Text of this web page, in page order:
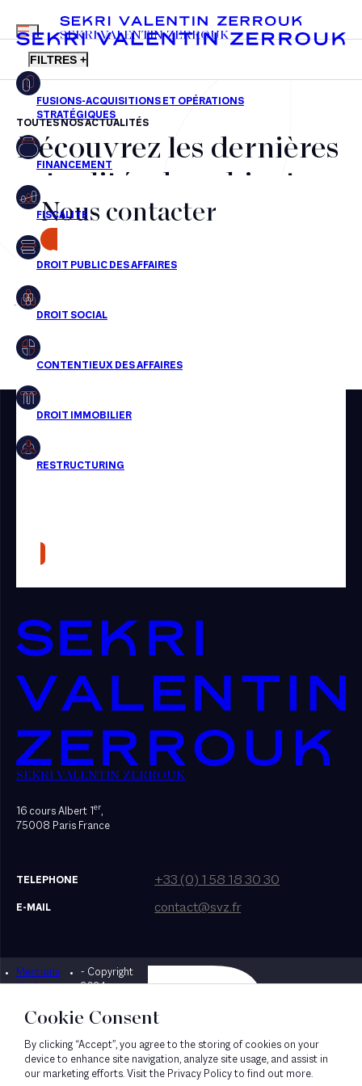
FR EN
MENU
SEKRI VALENTIN ZERROUK
FILTRES +
Fusions-acquisitions et opérations stratégiques
Financement
Fiscalité
Droit public des affaires
Droit social
Droit immobilier
Restructuring
Presse
TOUTES NOS ACTUALITÉS
Découvrez les dernières
actualités du cabinet,
nos récompenses et nos
transactions, jour après
jour
Aucun résultats pour cette recherche
Nous contacter
SEKRI VALENTIN ZERROUK
16 cours Albert 1er,
75008 Paris France
TELEPHONE +33 (0) 1 58 18 30 30
E-MAIL contact@svz.fr
Mentions
légales
- Copyright
2024
Designed by Bonhomme
Cookie Consent
By clicking “Accept”, you agree to the storing of cookies on your
device to enhance site navigation, analyze site usage, and assist in
our marketing efforts. Visit the Privacy Policy to find out more.